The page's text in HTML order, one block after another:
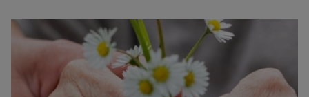
zuurstoflijn om ook onze eigen verzorgenden de
nodige ademruimte te geven zodat ze nog beter voor
hun klanten kunnen zorgen.